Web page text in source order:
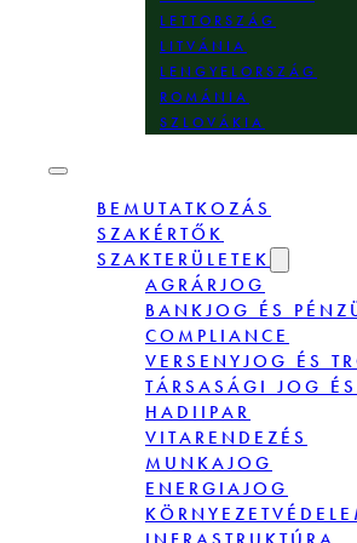
LETTORSZÁG
LITVÁNIA
LENGYELORSZÁG
ROMÁNIA
SZLOVÁKIA
BEMUTATKOZÁS
SZAKÉRTŐK
SZAKTERÜLETEK
AGRÁRJOG
BANKJOG ÉS
COMPLIANCE
VERSENYJOG ÉS
TÁRSASÁGI JOG
HADIIPAR
VITARENDEZÉS
MUNKAJOG
ENERGIAJOG